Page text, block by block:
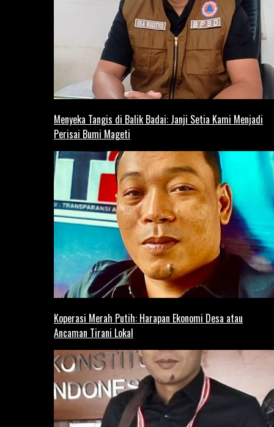
Menyeka Tangis di Balik Badai: Janji Setia Kami Menjadi
Perisai Bumi Mageti
Koperasi Merah Putih: Harapan Ekonomi Desa atau
Ancaman Tirani Lokal